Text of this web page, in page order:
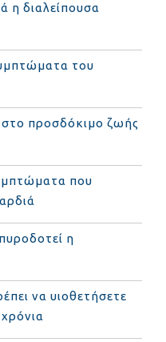
η διαλείπουσα
του
προσδόκιμο ζωής
που
η
να υιοθετήσετε